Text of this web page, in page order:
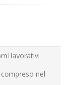
lavorativi
nel